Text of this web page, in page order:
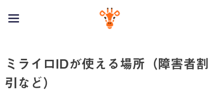
toggle
ミライロIDが使える場所（障害者割
引など）